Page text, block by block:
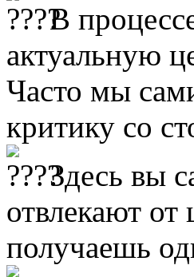
В
актуальную
Часто мы
критику со
Здесь вы
отвлекают
получаешь